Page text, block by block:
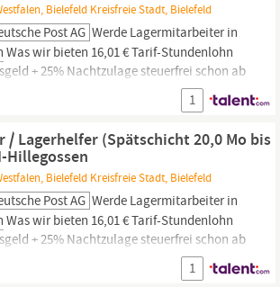
Bielefeld Kreisfreie Stadt, Bielefeld
Post AG Werde Lagermitarbeiter in
Was wir bieten 16,01 € Tarif-Stundenlohn
+ 25% Nachtzulage steuerfrei schon ab
Weitere 50% Weihnachtsgeld im
€ Urlaubsgeld im Juli ab dem 2. Jahr Du
starten Es besteht die
1
Lagerhelfer (Spätschicht 20,0 Mo bis
Hillegossen
Bielefeld Kreisfreie Stadt, Bielefeld
Post AG Werde Lagermitarbeiter in
Was wir bieten 16,01 € Tarif-Stundenlohn
+ 25% Nachtzulage steuerfrei schon ab
entspricht 18,65 € Stundenlohn) Weitere
November Bis zu 332 € Urlaubsgeld im
1